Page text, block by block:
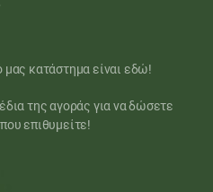
μας κατάστημα είναι εδώ!
της αγοράς για να δώσετε
επιθυμείτε!